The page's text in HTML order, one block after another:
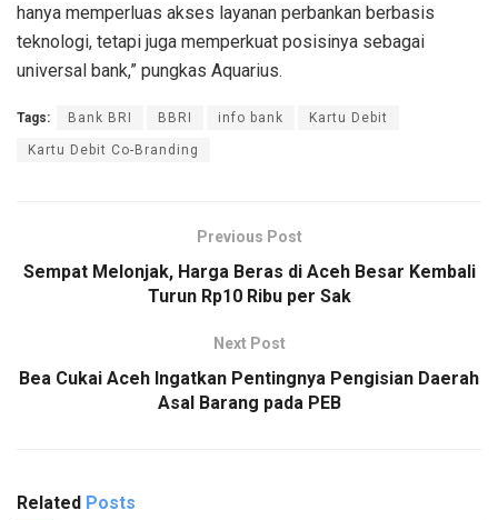
hanya memperluas akses layanan perbankan berbasis
teknologi, tetapi juga memperkuat posisinya sebagai
universal bank,” pungkas Aquarius.
Tags: Bank BRI BBRI info bank Kartu Debit
Kartu Debit Co-Branding
Previous Post
Sempat Melonjak, Harga Beras di Aceh Besar Kembali
Turun Rp10 Ribu per Sak
Next Post
Bea Cukai Aceh Ingatkan Pentingnya Pengisian Daerah
Asal Barang pada PEB
Related Posts